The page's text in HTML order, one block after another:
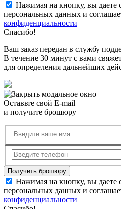
Нажимая на кнопку, вы даете
персональных данных и
конфиденциальности
Спасибо!
Ваш заказ передан в службу
В течение 30 минут с вами
для определения дальнейших
Оставьте свой E-mail
и получите брошюру
Нажимая на кнопку, вы даете
персональных данных и
конфиденциальности